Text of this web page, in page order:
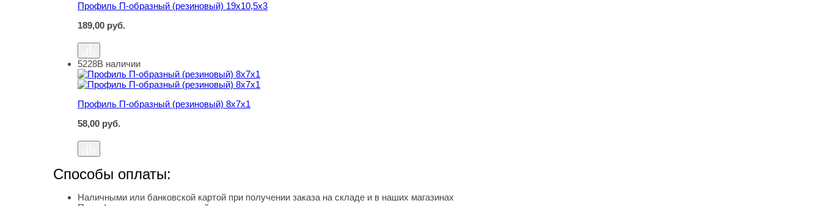
Профиль П-образный (резиновый) 19х10,5х3
189,00 руб.
Профиль П-образный (резиновый) 8х7х1
5228В наличии
Профиль П-образный (резиновый) 8х7х1
58,00 руб.
Способы оплаты:
Наличными или банковской картой при получении заказа на складе и в наших магазинах